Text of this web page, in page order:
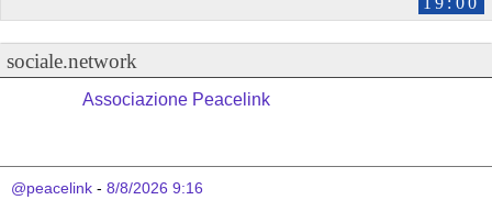
sociale.network
Associazione Peacelink
@peacelink - 8/8/2026 9:16